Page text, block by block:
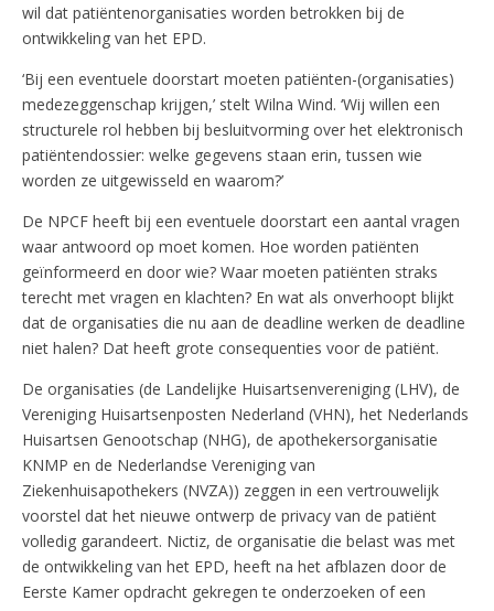
wil dat patiëntenorganisaties worden betrokken bij de
ontwikkeling van het EPD.
‘Bij een eventuele doorstart moeten patiënten-(organisaties)
medezeggenschap krijgen,’ stelt Wilna Wind. ‘Wij willen een
structurele rol hebben bij besluitvorming over het elektronisch
patiëntendossier: welke gegevens staan erin, tussen wie
worden ze uitgewisseld en waarom?’
De NPCF heeft bij een eventuele doorstart een aantal vragen
waar antwoord op moet komen. Hoe worden patiënten
geïnformeerd en door wie? Waar moeten patiënten straks
terecht met vragen en klachten? En wat als onverhoopt blijkt
dat de organisaties die nu aan de deadline werken de deadline
niet halen? Dat heeft grote consequenties voor de patiënt.
De organisaties (de Landelijke Huisartsenvereniging (LHV), de
Vereniging Huisartsenposten Nederland (VHN), het Nederlands
Huisartsen Genootschap (NHG), de apothekersorganisatie
KNMP en de Nederlandse Vereniging van
Ziekenhuisapothekers (NVZA)) zeggen in een vertrouwelijk
voorstel dat het nieuwe ontwerp de privacy van de patiënt
volledig garandeert. Nictiz, de organisatie die belast was met
de ontwikkeling van het EPD, heeft na het afblazen door de
Eerste Kamer opdracht gekregen te onderzoeken of een